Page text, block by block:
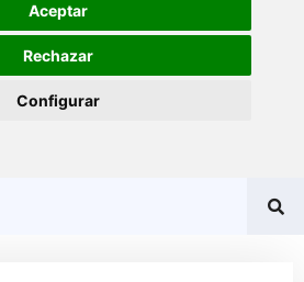
Aceptar
Rechazar
Configurar